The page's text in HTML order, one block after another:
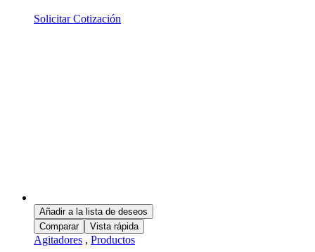
Solicitar Cotización
Añadir a la lista de deseos
Comparar
Vista rápida
Agitadores , Productos